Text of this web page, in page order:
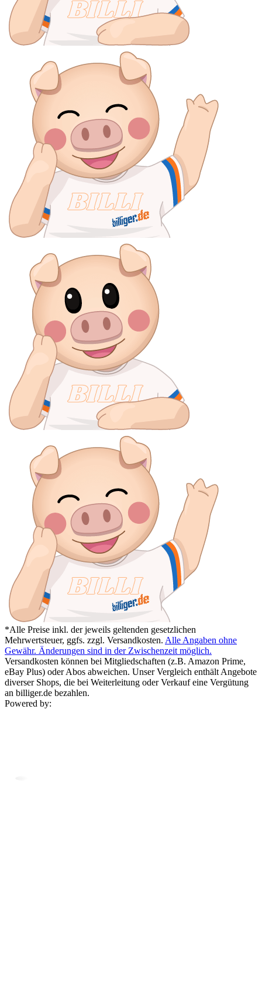
*Alle Preise inkl. der jeweils geltenden gesetzlichen
Mehrwertsteuer, ggfs. zzgl. Versandkosten. Alle Angaben ohne
Gewähr. Änderungen sind in der Zwischenzeit möglich.
Versandkosten können bei Mitgliedschaften (z.B. Amazon Prime,
eBay Plus) oder Abos abweichen. Unser Vergleich enthält Angebote
diverser Shops, die bei Weiterleitung oder Verkauf eine Vergütung
an billiger.de bezahlen.
Powered by: